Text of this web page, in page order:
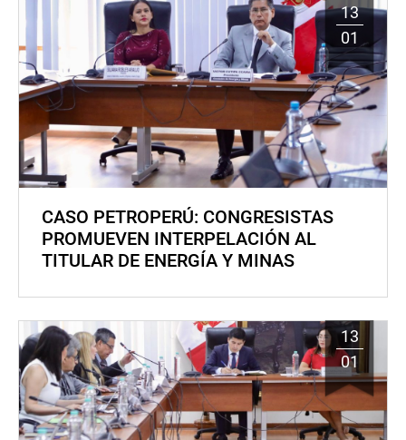
13
01
CASO PETROPERÚ: CONGRESISTAS
PROMUEVEN INTERPELACIÓN AL
TITULAR DE ENERGÍA Y MINAS
13
01